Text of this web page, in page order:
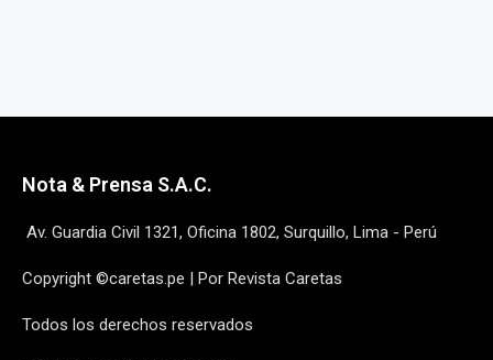
Nota & Prensa S.A.C.
Av. Guardia Civil 1321, Oficina 1802, Surquillo, Lima - Perú
Copyright ©caretas.pe | Por Revista Caretas
Todos los derechos reservados